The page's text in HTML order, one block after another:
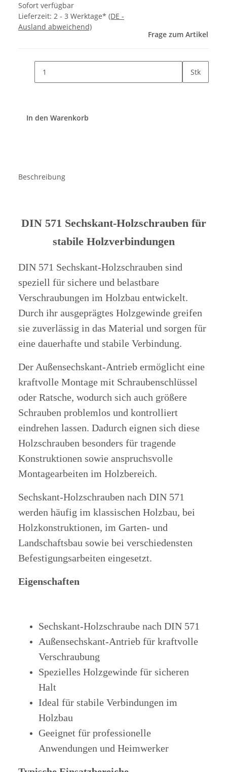
Sofort verfügbar
Lieferzeit: 2 - 3 Werktage* (DE -
Ausland abweichend)
Frage zum Artikel
Stk
In den Warenkorb
Beschreibung
DIN 571 Sechskant-Holzschrauben für
stabile Holzverbindungen
DIN 571 Sechskant-Holzschrauben sind
speziell für sichere und belastbare
Verschraubungen im Holzbau entwickelt.
Durch ihr ausgeprägtes Holzgewinde greifen
sie zuverlässig in das Material und sorgen für
eine dauerhafte und stabile Verbindung.
Der Außensechskant-Antrieb ermöglicht eine
kraftvolle Montage mit Schraubenschlüssel
oder Ratsche, wodurch sich auch größere
Schrauben problemlos und kontrolliert
eindrehen lassen. Dadurch eignen sich diese
Holzschrauben besonders für tragende
Konstruktionen sowie anspruchsvolle
Montagearbeiten im Holzbereich.
Sechskant-Holzschrauben nach DIN 571
werden häufig im klassischen Holzbau, bei
Holzkonstruktionen, im Garten- und
Landschaftsbau sowie bei verschiedensten
Befestigungsarbeiten eingesetzt.
Eigenschaften
Sechskant-Holzschraube nach DIN 571
Außensechskant-Antrieb für kraftvolle
Verschraubung
Spezielles Holzgewinde für sicheren
Halt
Ideal für stabile Verbindungen im
Holzbau
Geeignet für professionelle
Anwendungen und Heimwerker